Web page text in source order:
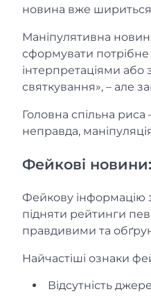
новина вже
Маніпулятивна
сформувати
інтерпретаціями
святкування», – але
Головна спільна
неправда,
Фейкові новини:
Фейкову інформацію
підняти рейтинги
правдивими та
Найчастіші ознаки
Відсутність